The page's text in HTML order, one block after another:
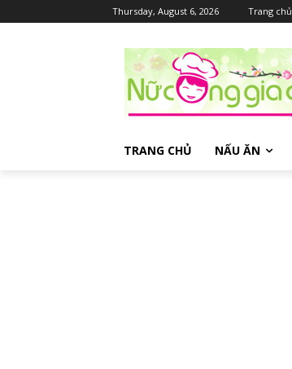
Thursday, August 6, 2026 Trang chủ
TRANG CHỦ NẤU ĂN